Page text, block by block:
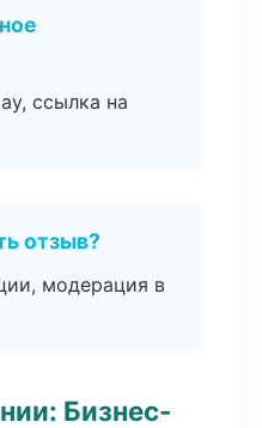
ссылка на
отзыв?
модерация в
Бизнес-